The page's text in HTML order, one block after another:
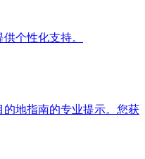
个性化支持。
地指南的专业提示。您获